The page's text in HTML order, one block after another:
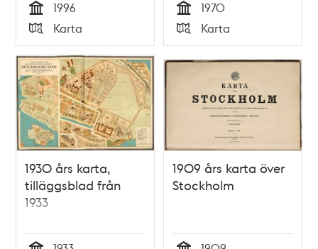
Tid
1996
Typ
Karta Tid
1970
Typ
Karta
1930 års karta,
tilläggsblad från
1933
1909 års karta över
Stockholm